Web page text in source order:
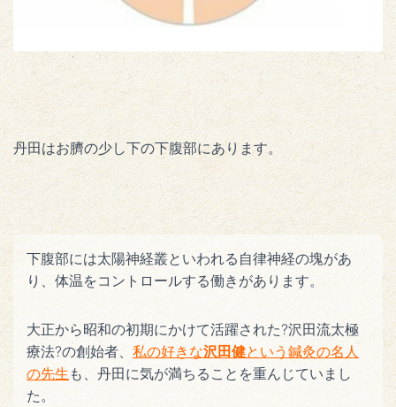
丹田はお臍の少し下の下腹部にあります。
下腹部には太陽神経叢といわれる自律神経の塊があ
り、体温をコントロールする働きがあります。
大正から昭和の初期にかけて活躍された?沢田流太極
療法?の創始者、 私の好きな沢田健という 鍼灸の名人
の先生 も、丹田に気が満ちることを重んじていまし
た。